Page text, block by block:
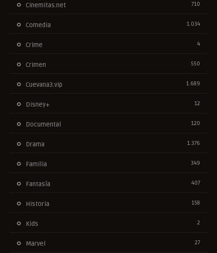
Cinemitas.net 710
Comedia 1.034
Crime 4
Crimen 550
Cuevana3.vip 1.689
Disney+ 12
Documental 120
Drama 1.376
Familia 349
Fantasía 407
Historia 158
Kids 2
Marvel 27